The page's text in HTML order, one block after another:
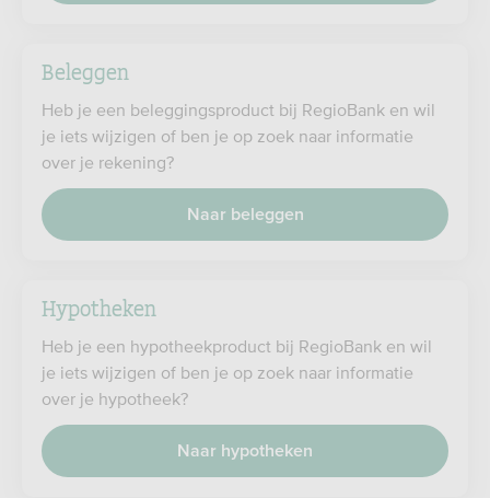
Beleggen
Heb je een beleggingsproduct bij RegioBank en wil
je iets wijzigen of ben je op zoek naar informatie
over je rekening?
Naar beleggen
Hypotheken
Heb je een hypotheekproduct bij RegioBank en wil
je iets wijzigen of ben je op zoek naar informatie
over je hypotheek?
Naar hypotheken